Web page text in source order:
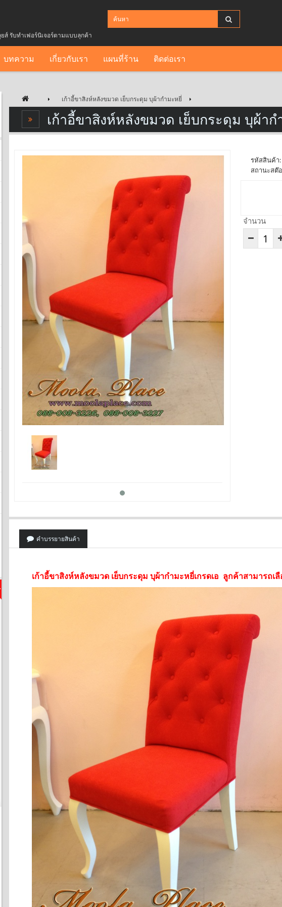
ส์ รับทำเฟอร์นิเจอร์ตามแบบลุกค้า
บทความ เกี่ยวกับเรา แผนที่ร้าน ติดต่อเรา
เก้าอี้ขาสิงห์หลังขมวด เย็บกระดุม บุผ้ากำมะหยี่
SALE
โซฟา Bed (Daybed) สไตล์วินเทจ หุ้มด้วยผ้ากำมะหยี่
นำเข้าสไตล์เงายับ สวยดูดีสวยหรูมีสไตล์ตกแต่งด้วย..
13,500 บาท 15,800 บาท
หยิบใส่ตระกร้า
โซฟา Wing Chair 1 ที่นั่ง ขาไม้ บุผ้กำมะหยี่ พร้อ
สตูล สามารถเปลี่ยนสีหนังหรือตัวผ้าไ..
12,500 บาท 13,500 บาท
เก้าอี้ขาสิงห์หลังขมวด เย็บกระดุม บุผ้าก
รหัสสินค้า:
สถานะสต๊
จำนวน
คำบรรยายสินค้า
เก้าอี้ขาสิงห์หลังขมวด เย็บกระดุม บุผ้ากำมะหยี่เกรดเอ ลูกค้าสามารถเ